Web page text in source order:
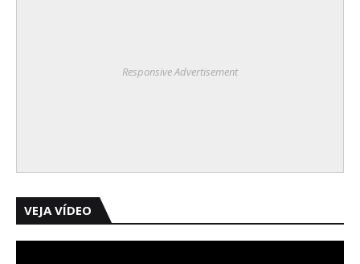
Responsive Advertisement
VEJA VÍDEO